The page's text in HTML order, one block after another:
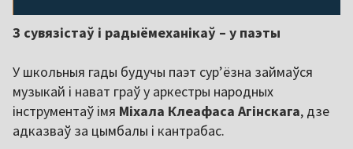
З сувязістаў і радыёмеханікаў – у паэты
У школьныя гады будучы паэт сурʼёзна займаўся
музыкай і нават граў у аркестры народных
інструментаў імя Міхала Клеафаса Агінскага, дзе
адказваў за цымбалы і кантрабас.